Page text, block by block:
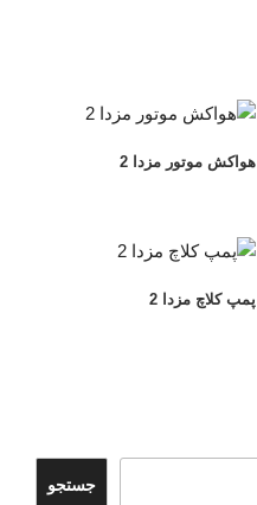
هواکش موتور مزدا 2
پمپ کلاچ مزدا 2
جستجو